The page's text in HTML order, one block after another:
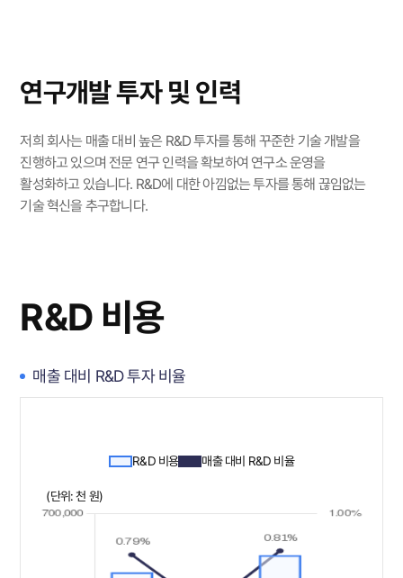
연구개발 투자 및 인력
저희 회사는 매출 대비 높은 R&D 투자를 통해 꾸준한 기술 개발을
진행하고 있으며 전문 연구 인력을 확보하여 연구소 운영을
활성화하고 있습니다. R&D에 대한 아낌없는 투자를 통해 끊임없는
기술 혁신을 추구합니다.
R&D 비용
매출 대비 R&D 투자 비율
R&D 비용 매출 대비 R&D 비율
(단위: 천 원)